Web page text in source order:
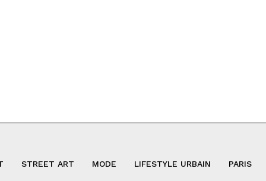
STREET ART MODE LIFESTYLE URBAIN PARIS